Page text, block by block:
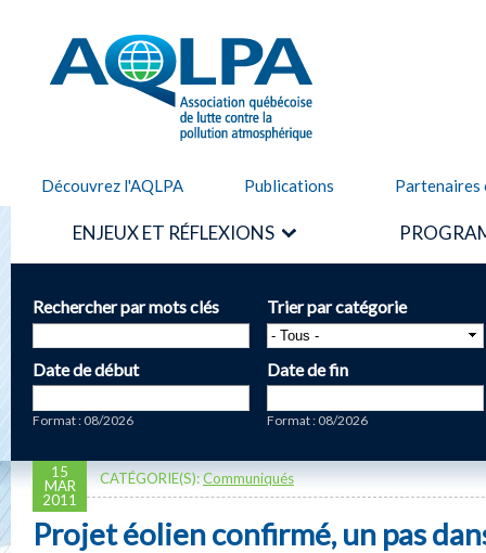
AQLPA
Découvrez l'AQLPA Publications Partenaires
ENJEUX ET RÉFLEXIONS
Rechercher par mots clés Trier par catégorie
Date de début
Format : 08/2026
Date de fin
Format : 08/2026
15
MAR
2011
CATÉGORIE(S):Communiqués
Projet éolien confirmé, un pas